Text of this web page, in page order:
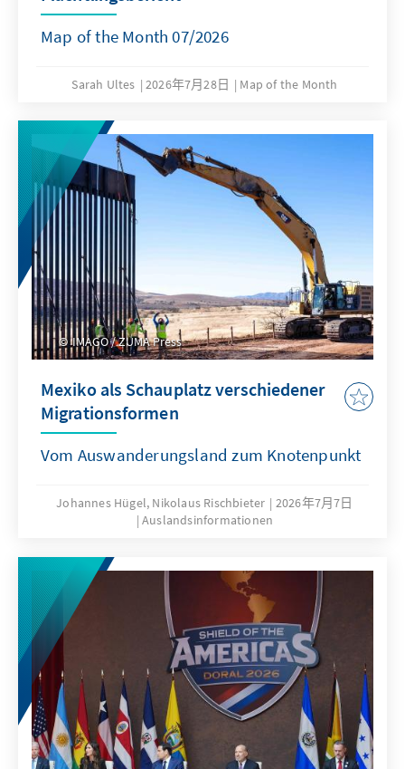
Map of the Month 07/2026
Sarah Ultes 2026年7月28日 Map of the Month
IMAGO / ZUMA Press
Mexiko als Schauplatz verschiedener
Migrationsformen
Vom Auswanderungsland zum Knotenpunkt
Johannes Hügel, Nikolaus Rischbieter
2026年7月7日
Auslandsinformationen